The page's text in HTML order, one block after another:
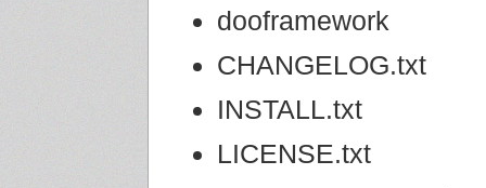
dooframework
CHANGELOG.txt
INSTALL.txt
LICENSE.txt